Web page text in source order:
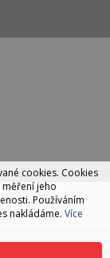
cookies. Cookies
jeho
Používáním
nakládáme. Více